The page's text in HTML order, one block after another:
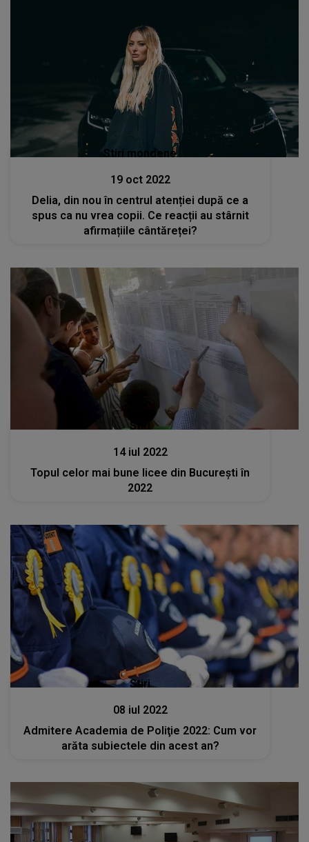
Stiri mondene
19 oct 2022
Delia, din nou în centrul atenției după ce a
spus ca nu vrea copii. Ce reacții au stârnit
afirmațiile cântăreței?
Stiri
14 iul 2022
Topul celor mai bune licee din Bucureşti în
2022
Stiri
08 iul 2022
Admitere Academia de Poliţie 2022: Cum vor
arăta subiectele din acest an?